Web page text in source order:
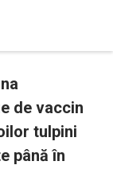
de vaccin
tulpini
până în